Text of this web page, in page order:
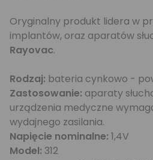
Oryginalny produkt lidera w
implantów, oraz aparatów
Rayovac.
Rodzaj: bateria cynkowo -
Zastosowanie: aparaty
urządzenia medyczne
wydajnego zasilania.
Napięcie nominalne: 1,4V
Model: 312